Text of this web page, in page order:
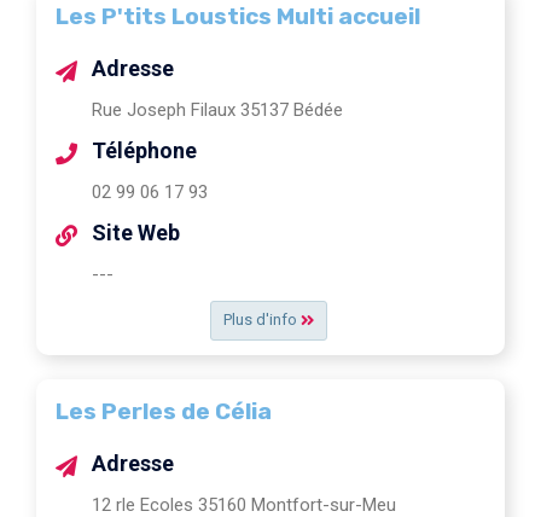
Les P'tits Loustics Multi accueil
Plus d'info
Adresse
Rue Joseph Filaux 35137 Bédée
Téléphone
02 99 06 17 93
Site Web
---
Les Perles de Célia
Adresse
12 rle Ecoles 35160 Montfort-sur-Meu